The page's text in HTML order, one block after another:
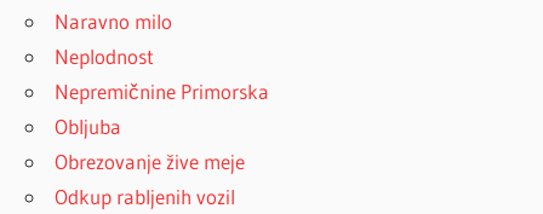
Naravno milo
Neplodnost
Nepremičnine Primorska
Obljuba
Obrezovanje žive meje
Odkup rabljenih vozil